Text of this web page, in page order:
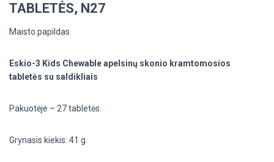
TABLETĖS, N27
Maisto papildas
Eskio-3 Kids Chewable apelsinų skonio kramtomosios
tabletės su saldikliais
Pakuotėje – 27 tabletės.
Grynasis kiekis: 41 g.